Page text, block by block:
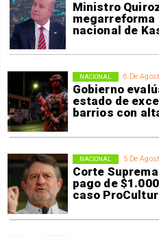
Ministro
megarreforma
nacional de
6 De
Gobierno
estado de
barrios con
NACIONAL
5 De
Corte
pago de
caso
NACIONAL